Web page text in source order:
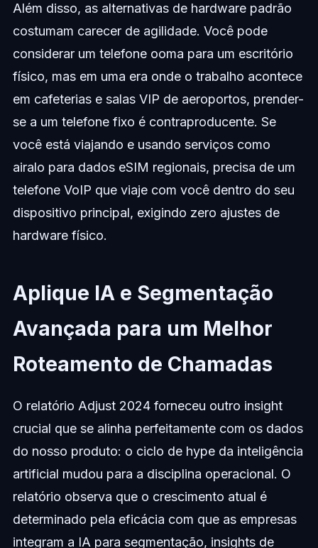
Além disso, as alternativas de hardware padrão
costumam carecer de agilidade. Você pode
considerar um telefone ooma para um escritório
físico, mas em uma era onde o trabalho acontece
em cafeterias e salas VIP de aeroportos, prender-
se a um telefone fixo é contraproducente. Se
você está viajando e usando serviços como
airalo para dados eSIM regionais, precisa de um
telefone VoIP que viaje com você dentro do seu
dispositivo principal, exigindo zero ajustes de
hardware físico.
Aplique IA e Segmentação
Avançada para um Melhor
Roteamento de Chamadas
O relatório Adjust 2024 forneceu outro insight
crucial que se alinha perfeitamente com os dados
do nosso produto: o ciclo de hype da inteligência
artificial mudou para a disciplina operacional. O
relatório observa que o crescimento atual é
determinado pela eficácia com que as empresas
integram a IA para segmentação, insights de